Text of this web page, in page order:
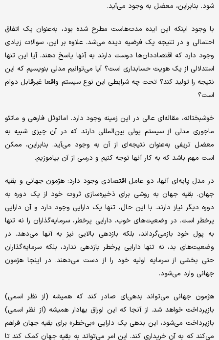
شود. بنابراین، معضل به وجود می‌آید.
با وجود اینکه این ایده مدت‌هاست مطرح شده بود، به‌عنوان یک اتفاق
احتمالی و در نتیجه یک فرضیه دیده می‌شد. علاوه بر این، سوالات زیادی
وجود دارد که اقتصاددان‌ها دوست دارند به آنها پاسخ دهند. آیا این تنها
استدلالی از یک هویت حسابداری است؟ آیا می‌توانیم مدلی بنویسیم که این
نتیجه را تولید کند؟ تحت چه شرایطی این نوع سیستم واقعا غیرقابل دوام
است؟
خوشبختانه، مقاله‌ای عالی در این زمینه وجود دارد. امانوئل فارهی و ماتئو
ماجوری مدلی از سیستم پولی بین‌المللی دارند که در آن چیزی شبیه به
معضل تریفی به‌عنوان نتیجه‌ای از آن به وجود می‌آید. بنابراین، ممکن
است مهم باشد که به کار آنها توجه کنیم و درسی از آن بیاموزیم.
در مدل پایه‌ای آنها، دو عامل اقتصادی وجود دارد: هژمون جهانی و بقیه
جهان. بقیه جهان به روشی برای ذخیره‌سازی ثروت خود از یک دوره به
دوره دیگر نیاز دارند. با این حال، تنها یک دارایی وجود دارد و آن دارایی
پرخطر است. در وضعیت‌های خوب، دارایی پرخطر، سرمایه‌گذاران را نه تنها
به پول خود بازمی‌گرداند، بلکه بازدهی بالایی نیز به آنها می‌دهد. در
وضعیت‌های بد، نه تنها دارایی پرخطر بازدهی ندارد، بلکه سرمایه‌گذاران
حتی بخشی از سرمایه اولیه خود را از دست می‌دهند. در اینجا هژمون
جهانی وارد می‌شود.
هژمون جهانی می‌تواند بدهی‌ای صادر کند که همیشه (از نظر اسمی)
بازپرداخت خواهد شد. از آنجا که این اوراق بهادار همیشه (از نظر اسمی)
بازپرداخت می‌شود، این بدهی یک دارایی «بی‌خطر» برای بقیه جهان فراهم
می‌کند که به آن خریداری کند. این امر می‌تواند به بقیه جهان کمک کند تا